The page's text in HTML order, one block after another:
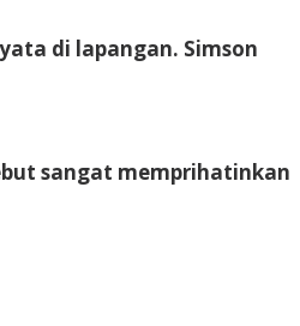
di lapangan. Simson
sangat memprihatinkan